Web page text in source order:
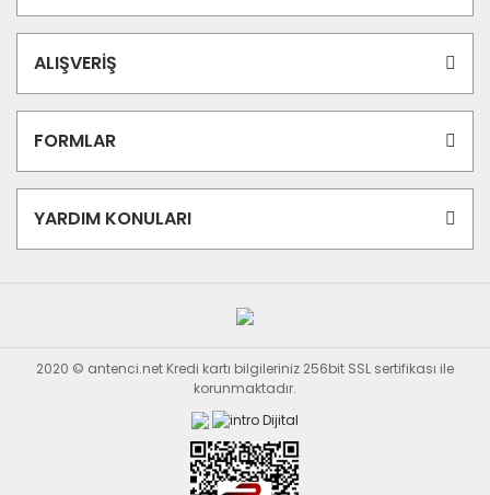
ALIŞVERİŞ
FORMLAR
YARDIM KONULARI
2020 © antenci.net Kredi kartı bilgileriniz 256bit SSL sertifikası ile
korunmaktadır.